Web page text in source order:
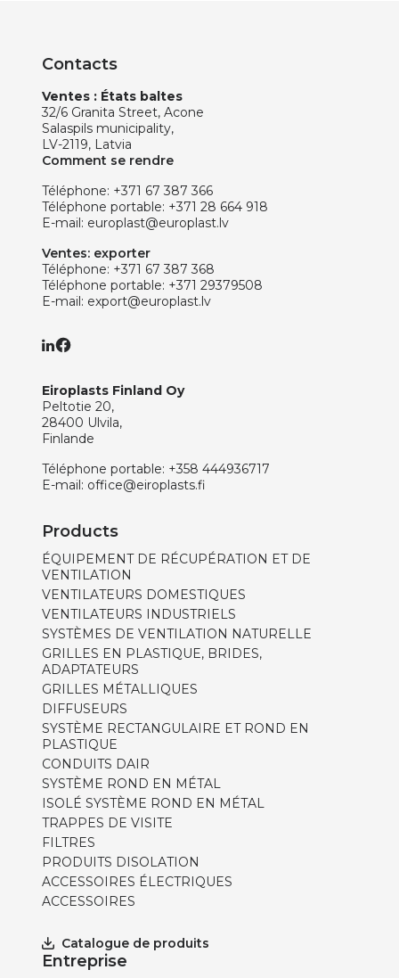
Contacts
Ventes : États baltes
32/6 Granita Street, Acone
Salaspils municipality,
LV-2119, Latvia
Comment se rendre
Téléphone: +371 67 387 366
Téléphone portable: +371 28 664 918
E-mail: europlast@europlast.lv
Ventes: exporter
Téléphone: +371 67 387 368
Téléphone portable: +371 29379508
E-mail: export@europlast.lv
Eiroplasts Finland Oy
Peltotie 20,
28400 Ulvila,
Finlande
Téléphone portable: +358 444936717
E-mail: office@eiroplasts.fi
Products
ÉQUIPEMENT DE RÉCUPÉRATION ET DE
VENTILATION
VENTILATEURS DOMESTIQUES
VENTILATEURS INDUSTRIELS
SYSTÈMES DE VENTILATION NATURELLE
GRILLES EN PLASTIQUE, BRIDES,
ADAPTATEURS
GRILLES MÉTALLIQUES
DIFFUSEURS
SYSTÈME RECTANGULAIRE ET ROND EN
PLASTIQUE
CONDUITS DAIR
SYSTÈME ROND EN MÉTAL
ISOLÉ SYSTÈME ROND EN MÉTAL
TRAPPES DE VISITE
FILTRES
PRODUITS DISOLATION
ACCESSOIRES ÉLECTRIQUES
ACCESSOIRES
Catalogue de produits
Entreprise